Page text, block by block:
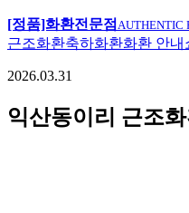
[정품]화환전문점 AUTHENTIC
근조화환축하화환화환 안내
2026.03.31
익산동이리 근조